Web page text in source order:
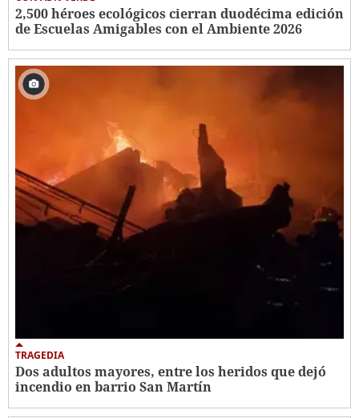
2,500 héroes ecológicos cierran duodécima edición
de Escuelas Amigables con el Ambiente 2026
TRAGEDIA
Dos adultos mayores, entre los heridos que dejó
incendio en barrio San Martín